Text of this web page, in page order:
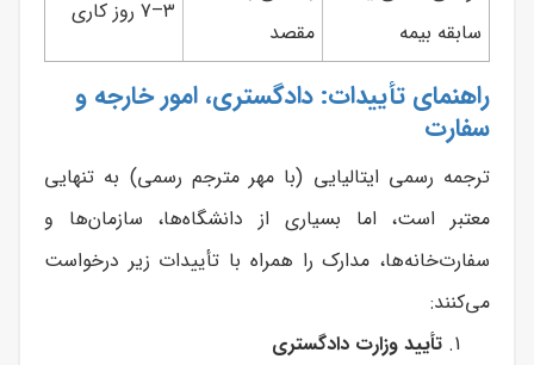
سابقه بیمه
مقصد
۳–7 روز کاری
راهنمای تأییدات: دادگستری، امور خارجه و
سفارت
ترجمه رسمی ایتالیایی (با مهر مترجم رسمی) به تنهایی
معتبر است، اما بسیاری از دانشگاه‌ها، سازمان‌ها و
سفارت‌خانه‌ها، مدارک را همراه با تأییدات زیر درخواست
می‌کنند:
تأیید وزارت دادگستری